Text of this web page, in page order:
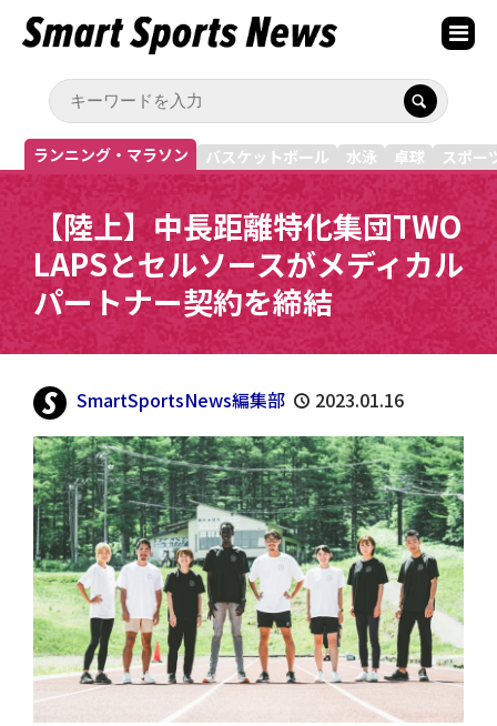
ランニング・マラソン バスケットボール 水泳 卓球 スポー
【陸上】中長距離特化集団TWO
LAPSとセルソースがメディカル
パートナー契約を締結
SmartSportsNews編集部 2023.01.16